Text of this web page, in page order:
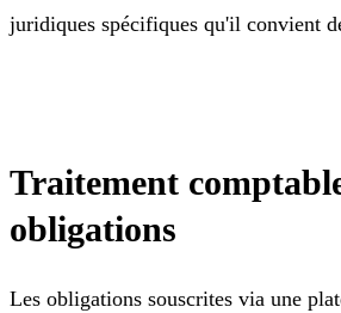
juridiques spécifiques qu'il convient
Traitement
obligations
Les obligations souscrites via une